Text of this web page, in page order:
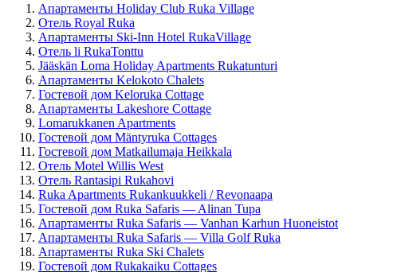
Апартаменты Holiday Club Ruka Village
Отель Royal Ruka
Апартаменты Ski-Inn Hotel RukaVillage
Отель li RukaTonttu
Jääskän Loma Holiday Apartments Rukatunturi
Апартаменты Kelokoto Chalets
Гостевой дом Keloruka Cottage
Апартаменты Lakeshore Cottage
Lomarukkanen Apartments
Гостевой дом Mäntyruka Cottages
Гостевой дом Matkailumaja Heikkala
Отель Motel Willis West
Отель Rantasipi Rukahovi
Ruka Apartments Rukankuukkeli / Revonaapa
Гостевой дом Ruka Safaris — Alinan Tupa
Апартаменты Ruka Safaris — Vanhan Karhun Huoneistot
Апартаменты Ruka Safaris — Villa Golf Ruka
Апартаменты Ruka Ski Chalets
Гостевой дом Rukakaiku Cottages